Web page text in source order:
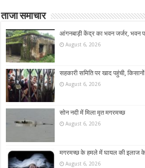
ताजा समाचार
आंगनबाड़ी केंद्र का भवन जर्जर, भवन
August 6, 2026
सहकारी समिति पर खाद पहुंची,
August 6, 2026
सोन नदी में मिला मृत मगरमच्छ
August 6, 2026
मगरमच्छ के हमले में घायल की इलाज के
August 6, 2026